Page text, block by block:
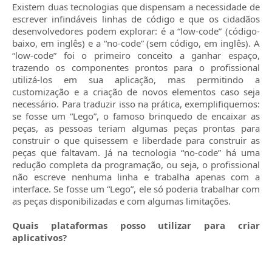
Existem duas tecnologias que dispensam a necessidade de
escrever infindáveis linhas de código e que os cidadãos
desenvolvedores podem explorar: é a “low-code” (código-
baixo, em inglês) e a “no-code” (sem código, em inglês). A
“low-code” foi o primeiro conceito a ganhar espaço,
trazendo os componentes prontos para o profissional
utilizá-los em sua aplicação, mas permitindo a
customização e a criação de novos elementos caso seja
necessário. Para traduzir isso na prática, exemplifiquemos:
se fosse um “Lego”, o famoso brinquedo de encaixar as
peças, as pessoas teriam algumas peças prontas para
construir o que quisessem e liberdade para construir as
peças que faltavam. Já na tecnologia “no-code” há uma
redução completa da programação, ou seja, o profissional
não escreve nenhuma linha e trabalha apenas com a
interface. Se fosse um “Lego”, ele só poderia trabalhar com
as peças disponibilizadas e com algumas limitações.
Quais plataformas posso utilizar para criar
aplicativos?